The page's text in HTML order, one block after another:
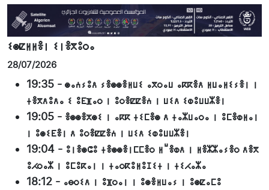
ⵉⵙⵇⵍⵍⴻⵏ ⵉⵏⴻⴳⵓⵔⴰ
28/07/2026
19:35 - ⵙⴰⵄⵢⵓⴷ ⵢⴻⵙⵙⴻⵍⵡⵉ ⴰⴳⵔⴰⵡ ⴰⴽⴽⴻⴷ ⵍⵡⴰⵍⵉⵢⴻⵏ ⵏ
ⵜⴻⴳⴷⵓⴷⴰ ⵉ ⵓⴹⴼⴰⵔ ⵏ ⵓⵔⴻⵇⵇⴻⵄ ⵏ ⵡⵉⴷ ⵉⵀⵓⵡⵡⵣⴻⵏ
19:05 - ⴻⵙⵙⴻⵅⵙⵉ ⵏ ⴰⴽⴽ ⵜⵉⵎⴻⵙ ⴷ ⵜⴰⵣⵡⴰⵔⴰ ⵏ ⵓⵎⴻⵀⵍⴰⵏ
ⵏ ⵓⵙⵉⴹⴻⵏ ⴷ ⵓⵔⴻⵇⵇⴻⵄ ⵏ ⵡⵉⴷ ⵉⵀⵓⵡⵡⵣⴻⵏ
19:04 - ⵓⵏⴻⵙⵛⵓ ⵜⴻⵙⵙⴻⵏⵎⵎⴻⵔ ⵍⵯⴻⵀⴷ ⵏ ⵍⴻⵣⵣⴰⵢⴻⵔ ⴷⴻⴳ
ⵓⵃⵔⴰⵣ ⵏ ⵓⵎⵓⴽⴰⵏ ⵏ ⵜⴰⵔⴽⵓⵍⵓⵊⵉⵜ ⵏ ⵜⵉⵃⴰⵣⴰ
18:12 - ⴰⴱⵔⵉⴷ ⵏ ⵓⴼⵔⴰⵏ ⵏ ⵓⵙⴻⵍⵡⴰⵢ ⵏ ⵓⵙⵇⴰⵎⵓ